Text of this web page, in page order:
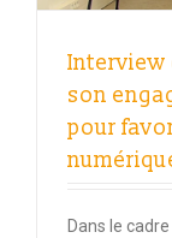
Interview
son
pour
Dans le